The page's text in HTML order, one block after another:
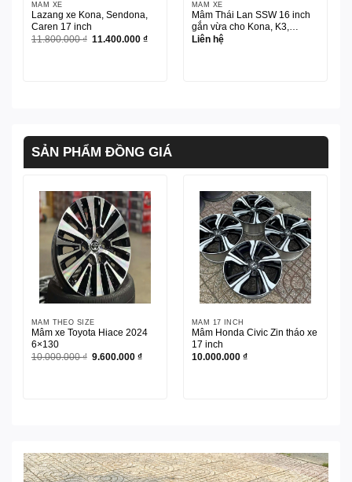
MÂM XE
Lazang xe Kona, Sendona,
Caren 17 inch
11.800.000₫ Giá
11.400.000₫Giá
MÂM XE
Mâm Thái Lan SSW 16 inch
gắn vừa cho Kona, K3,
Grandis, Rush, Xpander,
Liên hệ
SẢN PHẨM ĐỒNG GIÁ
MÂM THEO SIZE
Mâm xe Toyota Hiace 2024
6×130
10.000.000₫ Giá
9.600.000₫Giá
MÂM 17 INCH
Mâm Honda Civic Zin tháo xe
17 inch
10.000.000 ₫